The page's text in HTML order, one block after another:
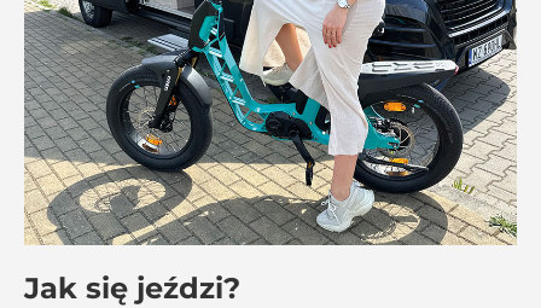
Jak się jeździ?